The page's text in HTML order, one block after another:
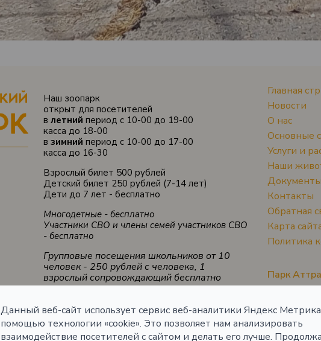
Наш зоопарк
открыт для посетителей
влетний период с 10-00 до 19-00
касса до 18-00
взимнийпериод с 10-00 до 17-00
касса до 16-30
Взрослый билет 500 рублей
Детский билет 250 рублей (7-14 лет)
Дети до 7 лет - бесплатно
Многодетные - бесплатно
Участники СВО и члены семей участников СВО
- бесплатно
Групповые посещения школьников от 10
человек - 250 рублей с человека, 1
взрослый сопровождающий бесплатно
Автобусные маршруты 333, 152
Расписание маршрутов можно уточнить
насайте перевозчика
Главная
Новости
О нас
Основные
Услуги и
Наши
Документы
Контакты
Обратная
Карта
Политика
Парк
Данный веб-сайт использует сервис веб-аналитики Яндекс
помощью технологии «cookie». Это позволяет нам анализировать
взаимодействие посетителей с сайтом и делать его лучше.